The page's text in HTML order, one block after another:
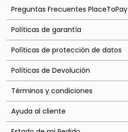
Preguntas Frecuentes PlaceToPay
Políticas de garantía
Políticas de protección de datos
Políticas de Devolución
Términos y condiciones
Ayuda al cliente